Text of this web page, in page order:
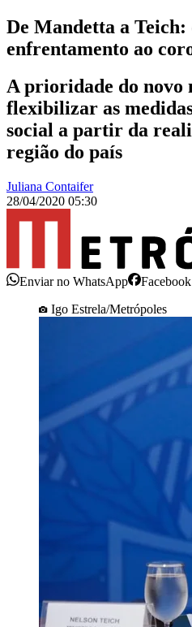
De Mandetta a Teich:
enfrentamento ao
A prioridade do novo
flexibilizar as
social a partir da
região do país
Juliana Contaifer
28/04/2020 05:30
Enviar no WhatsApp Facebook
Igo Estrela/Metrópoles